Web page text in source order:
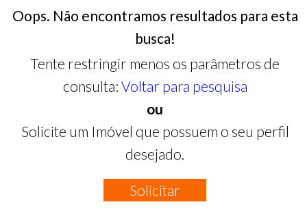
Oops. Não encontramos resultados para esta
busca!
Tente restringir menos os parâmetros de
consulta: Voltar para pesquisa
ou
Solicite um Imóvel que possuem o seu perfil
desejado.
Solicitar